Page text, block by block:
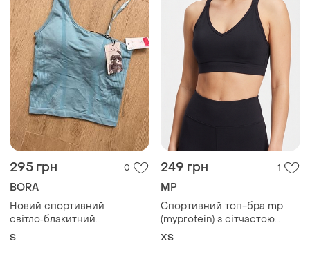
295 грн 0
BORA
Новий спортивний
світло‑блакитний
еластичний топ майка bora
S
249 грн 1
MP
Спортивний топ-бра mp
(myprotein) з сітчастою
спинкою racerback розмір
ХS